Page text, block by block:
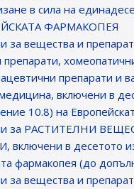
в сила на
ФАРМАКОПЕЯ
за вещества и
препарати и
включени в
10.8) на
за РАСТИТЕЛНИ
включени в десетото
фармакопея (до
за вещества и